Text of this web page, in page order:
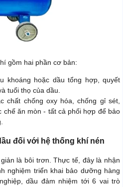
gồm hai phần cơ bản:
khoáng hoặc dầu tổng hợp, quyết
tuổi thọ của dầu.
chất chống oxy hóa, chống gỉ sét,
chế ăn mòn - tất cả phối hợp để bảo
đối với hệ thống khí nén
là bôi trơn. Thực tế, đây là nhận
nghiệm triển khai bảo dưỡng hàng
dầu đảm nhiệm tới 6 vai trò